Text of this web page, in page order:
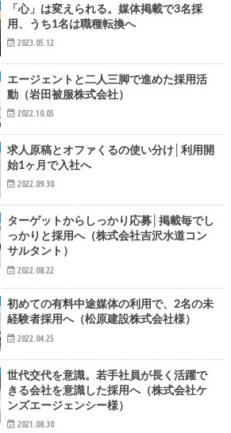
「心」は変えられる。媒体掲載で3名採
用、うち1名は職種転換へ
2023.05.12
エージェントと二人三脚で進めた採用活
動（岩田被服株式会社）
2022.10.05
求人原稿とオファくるの使い分け│利用開
始1ヶ月で入社へ
2022.09.30
ターゲットからしっかり応募│掲載毎でし
っかりと採用へ（株式会社吉沢水道コン
サルタント）
2022.08.22
初めての有料中途媒体の利用で、2名の未
経験者採用へ（松原建設株式会社様）
2022.04.25
世代交代を意識。若手社員が長く活躍で
きる会社を意識した採用へ（株式会社ケ
ンズエージェンシー様）
2021.08.30